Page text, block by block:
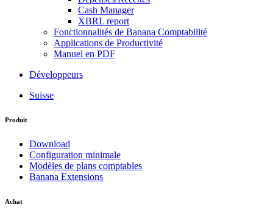
Cash Manager
XBRL report
Fonctionnalités de Banana Comptabilité
Applications de Productivité
Manuel en PDF
Développeurs
Suisse
Produit
Download
Configuration minimale
Modèles de plans comptables
Banana Extensions
Achat